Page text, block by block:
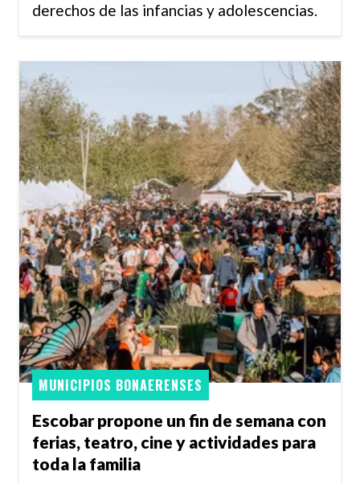
derechos de las infancias y adolescencias.
Escobar propone un fin de semana con
ferias, teatro, cine y actividades para
toda la familia
MUNICIPIOS BONAERENSES